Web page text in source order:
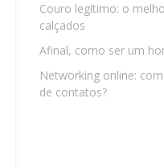
Couro legítimo: o
calçados
Afinal, como ser um
Networking online:
de contatos?